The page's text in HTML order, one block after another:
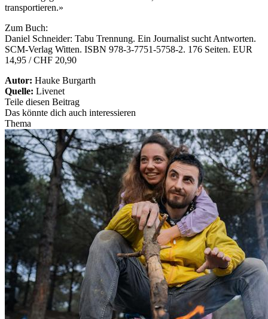
transportieren.»
Zum Buch:
Daniel Schneider: Tabu Trennung. Ein Journalist sucht Antworten.
SCM-Verlag Witten. ISBN 978-3-7751-5758-2. 176 Seiten. EUR
14,95 / CHF 20,90
Autor: Hauke Burgarth
Quelle: Livenet
Teile diesen Beitrag
Das könnte dich auch interessieren
Thema